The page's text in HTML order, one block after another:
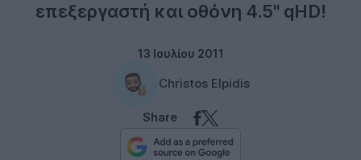
επεξεργαστή και οθόνη 4.5'' qHD!
13 Ιουλίου 2011
Christos Elpidis
Share